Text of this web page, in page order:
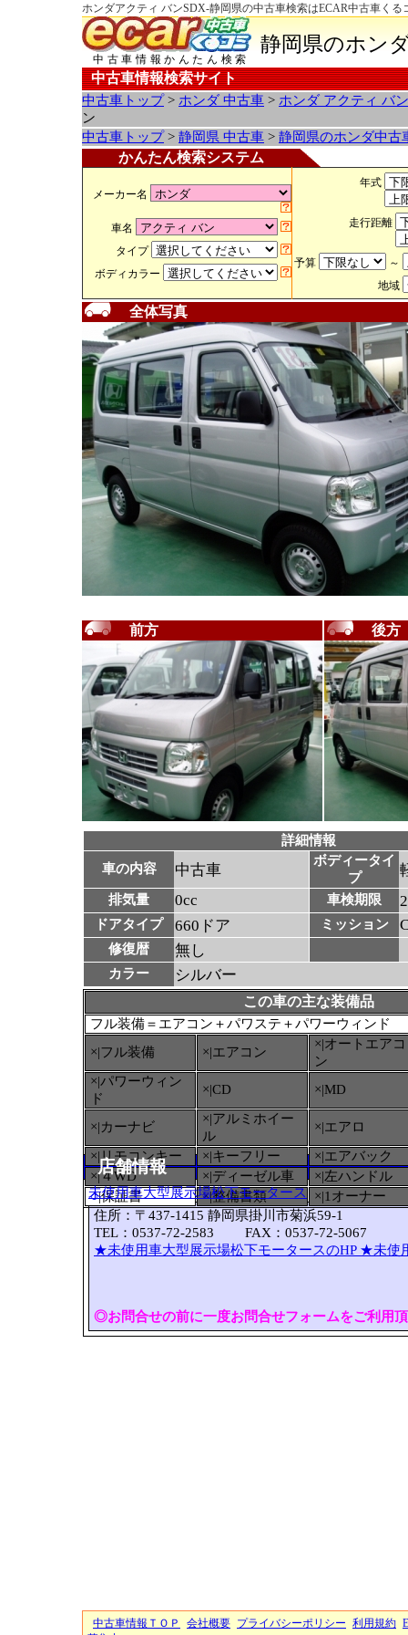
ホンダアクティ バンSDX-静岡県の中古車検索はECAR中古車くる
中古車情報かんたん検索
静岡県のホン
中古車情報検索サイト
中古車トップ> ホンダ 中古車 > ホンダ アクティ バ
ン
中古車トップ> 静岡県 中古車 > 静岡県のホンダ中古
かんたん検索システム
メーカー名
車名
タイプ
ボディカラー
年式
走行距離
予算
～
地域
全体写真
前方 後方
詳細情報
車の内容
中古車
ボディータイ
プ
排気量 0cc 車検期限
ドアタイプ 660ドア ミッション
修復暦 無し
カラー シルバー
この車の主な装備品
フル装備＝エアコン＋パワステ＋パワーウィンド
×|フル装備
×|エアコン
×|オートエアコ
ン
×|パワーウィン
ド
×|CD ×|MD
×|カーナビ
×|アルミホイー
ル
×|エアロ
×|リモコンキー
×|キーフリー
×|エアバック
×|４WD
×|ディーゼル車
×|左ハンドル
○|保証書 ×|整備書類 ×|1オーナー
店舗情報
未使用車大型展示場松下モータース
住所：〒437-1415 静岡県掛川市菊浜59-1
TEL：0537-72-2583 FAX：0537-72-5067
★未使用車大型展示場松下モータースのHP ★未使
◎お問合せの前に一度お問合せフォームをご利用
中古車情報ＴＯＰ 会社概要 プライバシーポリシー 利用規約